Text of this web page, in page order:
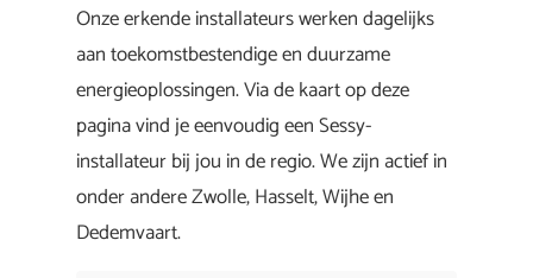
Onze erkende installateurs werken dagelijks
aan toekomstbestendige en duurzame
energieoplossingen. Via de kaart op deze
pagina vind je eenvoudig een Sessy-
installateur bij jou in de regio. We zijn actief in
onder andere Zwolle, Hasselt, Wijhe en
Dedemvaart.